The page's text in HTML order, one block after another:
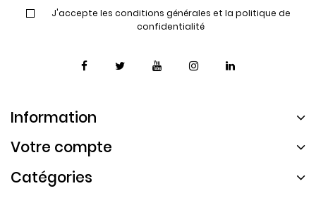
J'accepte les conditions générales et la politique de
confidentialité
Information
Votre compte
Catégories